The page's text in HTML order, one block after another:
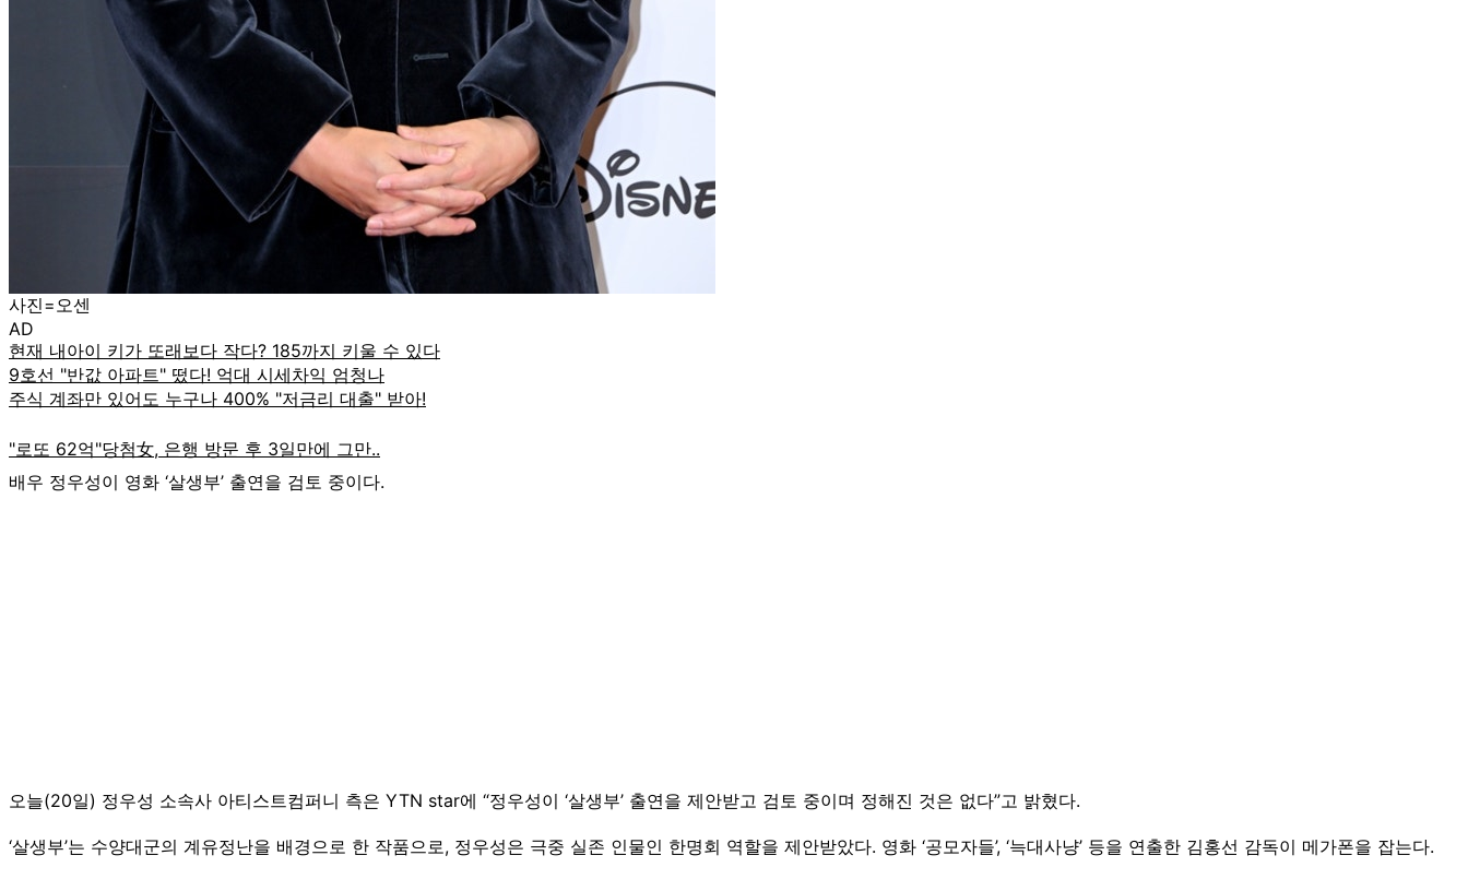
사진=오센
AD
배우 정우성이 영화 ‘살생부’ 출연을 검토 중이다.
오늘(20일) 정우성 소속사 아티스트컴퍼니 측은 YTN star에 “정우성이 ‘살생부’ 출연을 제안받고 검토 중이며 정해진 것은 없다”고 밝혔다.
‘살생부’는 수양대군의 계유정난을 배경으로 한 작품으로, 정우성은 극중 실존 인물인 한명회 역할을 제안받았다. 영화 ‘공모자들’, ‘늑대사냥’ 등을 연출한 김홍선 감독이 메가폰을 잡는다.